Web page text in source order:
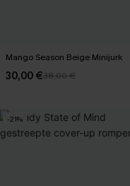
Mango Season Beige Minijurk
30,00 €38,00 €
-21%